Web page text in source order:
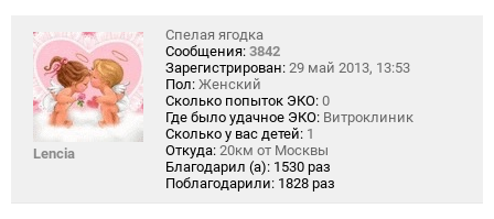
Lencia
Спелая ягодка
Сообщения: 3842
Зарегистрирован: 29 май 2013, 13:53
Пол: Женский
Сколько попыток ЭКО: 0
Где было удачное ЭКО: Витроклиник
Сколько у вас детей: 1
Откуда: 20км от Москвы
Благодарил (а): 1530 раз
Поблагодарили: 1828 раз